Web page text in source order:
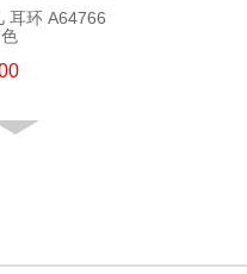
耳环 A64766